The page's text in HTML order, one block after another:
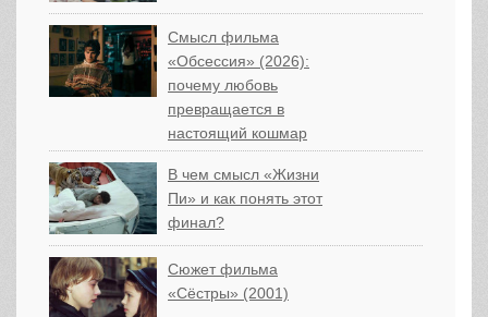
Смысл фильма
«Обсессия» (2026):
почему любовь
превращается в
настоящий кошмар
В чем смысл «Жизни
Пи» и как понять этот
финал?
Сюжет фильма
«Сёстры» (2001)